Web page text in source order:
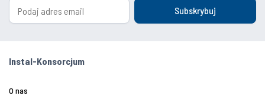
Subskrybuj
Instal-Konsorcjum
O nas